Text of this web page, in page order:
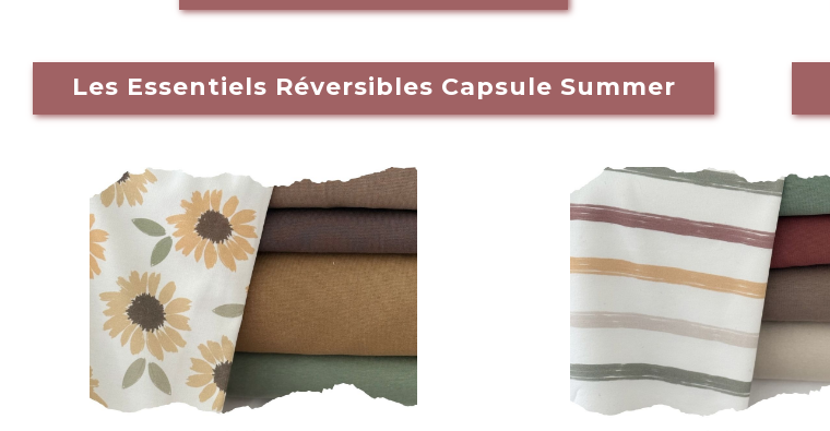
Les Essentiels Réversibles Capsule Summer